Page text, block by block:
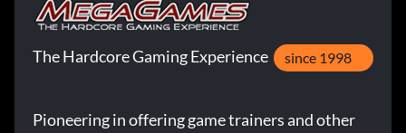
The Hardcore Gaming Experience since 1998
Pioneering in offering game trainers and other